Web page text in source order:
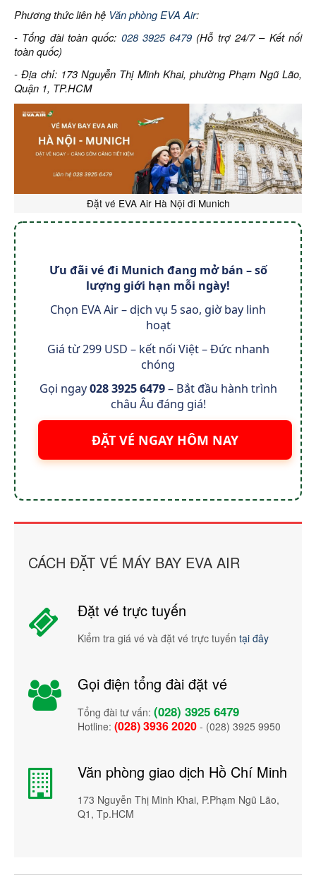
Phương thức liên hệ Văn phòng EVA Air:
- Tổng đài toàn quốc: 028 3925 6479 (Hỗ trợ 24/7 – Kết nối
toàn quốc)
- Địa chỉ: 173 Nguyễn Thị Minh Khai, phường Phạm Ngũ Lão,
Quận 1, TP.HCM
Đặt vé EVA Air Hà Nội đi Munich
Ưu đãi vé đi Munich đang mở bán – số
lượng giới hạn mỗi ngày!
Chọn EVA Air – dịch vụ 5 sao, giờ bay linh
hoạt
Giá từ 299 USD – kết nối Việt – Đức nhanh
chóng
Gọi ngay028 3925 6479– Bắt đầu hành trình
châu Âu đáng giá!
ĐẶT VÉ NGAY HÔM NAY
CÁCH ĐẶT VÉ MÁY BAY EVA AIR
Đặt vé trực tuyến
Kiểm tra giá vé và đặt vé trực tuyến tại đây
Gọi điện tổng đài đặt vé
Tổng đài tư vấn: (028) 3925 6479
Hotline: (028) 3936 2020 - (028) 3925 9950
Văn phòng giao dịch Hồ Chí Minh
173 Nguyễn Thị Minh Khai, P.Phạm Ngũ Lão,
Q1, Tp.HCM